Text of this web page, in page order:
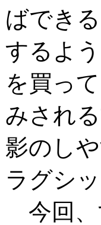
ばでき
するよ
を買っ
みされ
影のし
ラグシ
今回、